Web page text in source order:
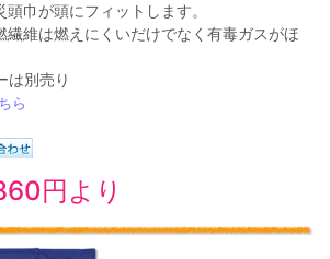
巾が頭にフィットします。
維は燃えにくいだけでなく有毒ガスがほ
別売り
ら
円より